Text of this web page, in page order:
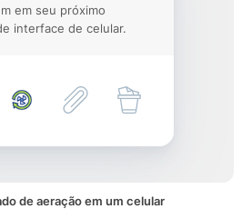
em seu próximo
interface de celular.
de aeração em um celular